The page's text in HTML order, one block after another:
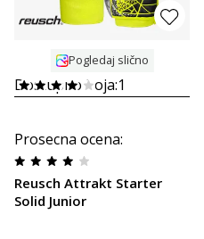
Pogledaj slično
Dostupno boja:1
Prosecna ocena:
Reusch Attrakt Starter
Solid Junior